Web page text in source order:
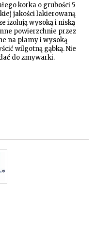
korka o grubości 5
jakości lakierowaną
izolują wysoką i niską
powierzchnie przez
na plamy i wysoką
wilgotną gąbką. Nie
do zmywarki.